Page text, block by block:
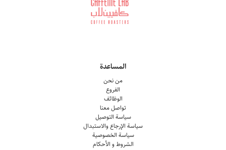
المساعدة
من نحن
الفروع
الوظائف
تواصل معنا
سياسة التوصيل
سياسة الإرجاع والاستبدال
سياسة الخصوصية
الشروط و الأحكام